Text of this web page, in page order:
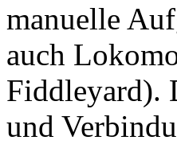
manuelle
auch
Fiddleyard).
und